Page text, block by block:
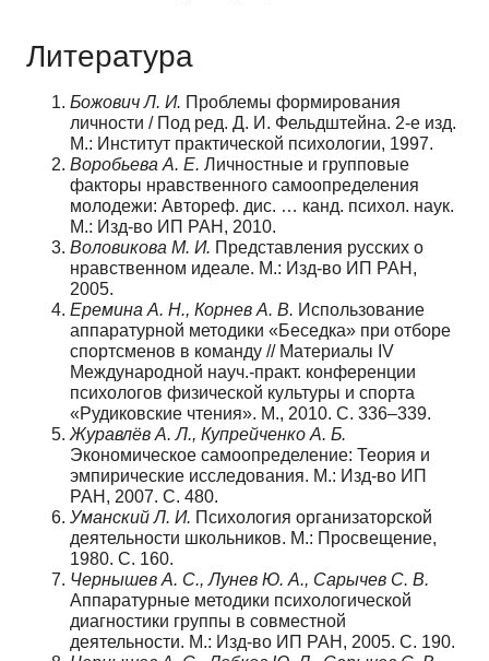
Литература
Божович Л. И. Проблемы формирования
личности / Под ред. Д. И. Фельдштейна. 2-е изд.
М.: Институт практической психологии, 1997.
Воробьева А. Е. Личностные и групповые
факторы нравственного самоопределения
молодежи: Автореф. дис. … канд. психол. наук.
М.: Изд-во ИП РАН, 2010.
Воловикова М. И. Представления русских о
нравственном идеале. М.: Изд-во ИП РАН,
2005.
Еремина А. Н., Корнев А. В. Использование
аппаратурной методики «Беседка» при отборе
спортсменов в команду // Материалы IV
Международной науч.-практ. конференции
психологов физической культуры и спорта
«Рудиковские чтения». М., 2010. С. 336–339.
Журавлёв А. Л., Купрейченко А. Б.
Экономическое самоопределение: Теория и
эмпирические исследования. М.: Изд-во ИП
РАН, 2007. С. 480.
Уманский Л. И. Психология организаторской
деятельности школьников. М.: Просвещение,
1980. С. 160.
Чернышев А. С., Лунев Ю. А., Сарычев С. В.
Аппаратурные методики психологической
диагностики группы в совместной
деятельности. М.: Изд-во ИП РАН, 2005. С. 190.